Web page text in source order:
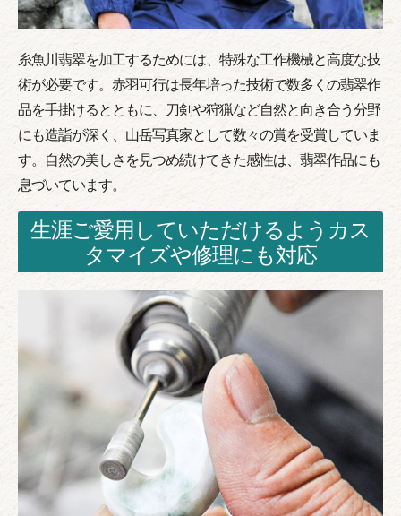
糸魚川翡翠を加工するためには、特殊な工作機械と高度な技
術が必要です。赤羽可行は長年培った技術で数多くの翡翠作
品を手掛けるとともに、刀剣や狩猟など自然と向き合う分野
にも造詣が深く、山岳写真家として数々の賞を受賞していま
す。自然の美しさを見つめ続けてきた感性は、翡翠作品にも
息づいています。
生涯ご愛用していただけるようカス
タマイズや修理にも対応